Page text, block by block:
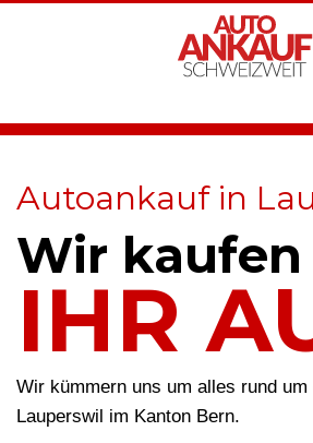
Autoankauf in
Wir kaufen
IHR
Wir kümmern uns um alles rund um
Lauperswil im Kanton Bern.